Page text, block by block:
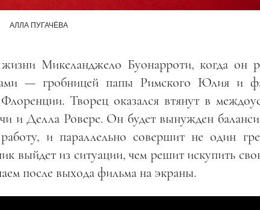
АЛЛА ПУГАЧЁВА
Микеланджело Буонарроти, когда он
—гробницей папы Римского Юлия и
Творец оказался втянут в
и Делла Ровере. Он будет вынужден
и параллельно совершит не один
выйдет из ситуации, чем решит искупить
после выхода фильма на экраны.